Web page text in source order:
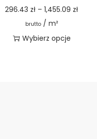
296.43 zł – 1,455.09 zł
brutto/ m²
Wybierz opcje